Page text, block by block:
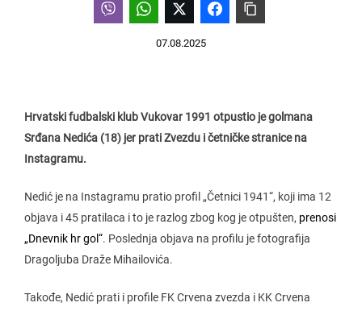
07.08.2025
Hrvatski fudbalski klub Vukovar 1991 otpustio je golmana
Srđana Nedića (18) jer prati Zvezdu i četničke stranice na
Instagramu.
Nedić je na Instagramu pratio profil „Četnici 1941“, koji ima 12
objava i 45 pratilaca i to je razlog zbog kog je otpušten, prenosi
„Dnevnik hr gol“. Poslednja objava na profilu je fotografija
Dragoljuba Draže Mihailovića.
Takođe, Nedić prati i profile FK Crvena zvezda i KK Crvena